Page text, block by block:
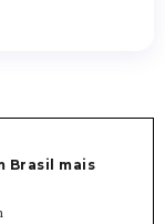
Brasil mais